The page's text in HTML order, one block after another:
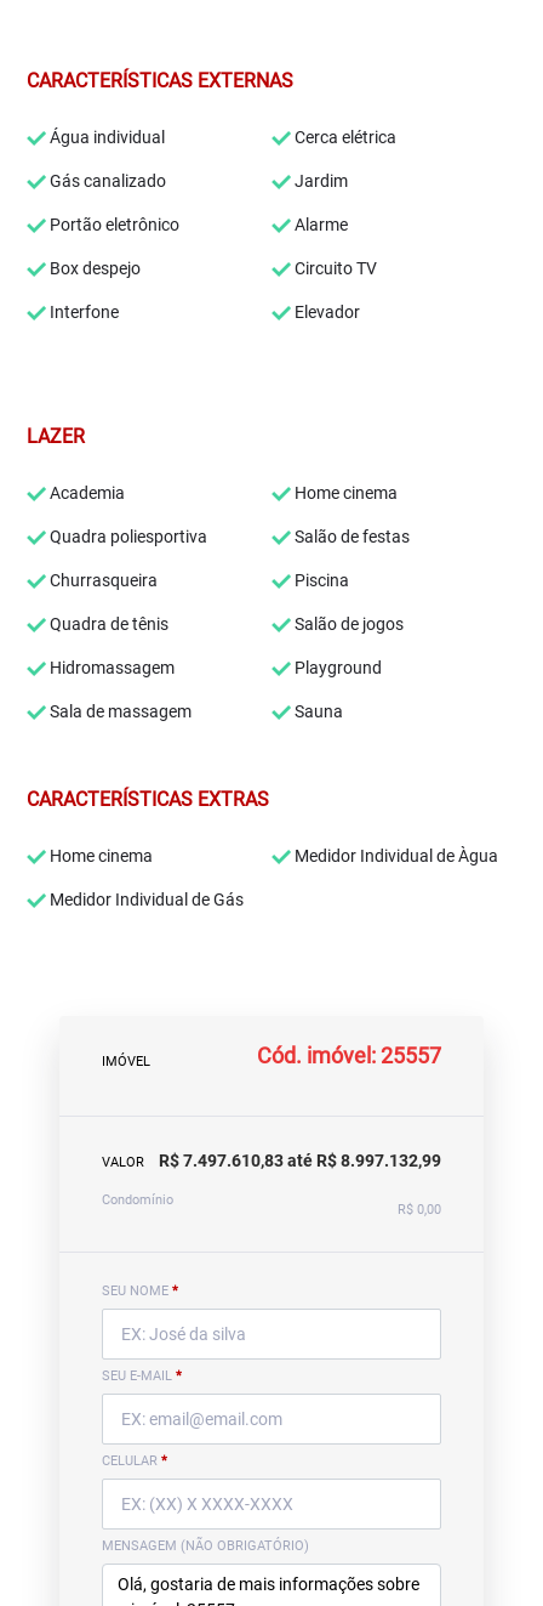
CARACTERÍSTICAS EXTERNAS
Água individual Cerca elétrica
Gás canalizado Jardim
Portão eletrônico Alarme
Box despejo Circuito TV
Interfone Elevador
LAZER
Academia Home cinema
Quadra poliesportiva Salão de festas
Churrasqueira Piscina
Quadra de tênis Salão de jogos
Hidromassagem Playground
Sala de massagem Sauna
CARACTERÍSTICAS EXTRAS
Home cinema Medidor Individual de Àgua
Medidor Individual de Gás
IMÓVEL Cód. imóvel: 25557
VALOR R$ 7.497.610,83 até R$ 8.997.132,99
Condomínio
R$ 0,00
SEU NOME *
SEU E-MAIL *
CELULAR *
MENSAGEM (NÃO OBRIGATÓRIO)